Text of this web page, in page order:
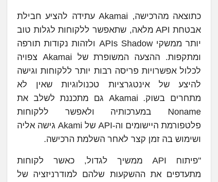
כתוצאה מהרכישה, Akamai עתידה להציע חבילת
אבטחת API מלאה, שתאפשר ללקוחות לגלות טוב
יותר ממשקי APIs Shadow ולזהות נקודות תורפה
ומתקפות. ההצעה המשופרת של Akamai צפויה
לכלול אפשרויות פריסה רבות יותר ללקוחות וגישה
להיצע של אינטגרציות טכנולוגיות שאין לא
מתחרים בשוק. Akamai גם מתכננת לשלב את
Noname במערכותיה ולאפשר ללקוחות
פלטפורמת היישומים וה-API של Akami גישה אליה
ושימוש בה זמן קצר לאחר השלמת הרכישה.
"פיתוח API ממשיך לגדול, כאשר לקוחות
מתעדפים את ההשקעות שלהם למודרניזציה של